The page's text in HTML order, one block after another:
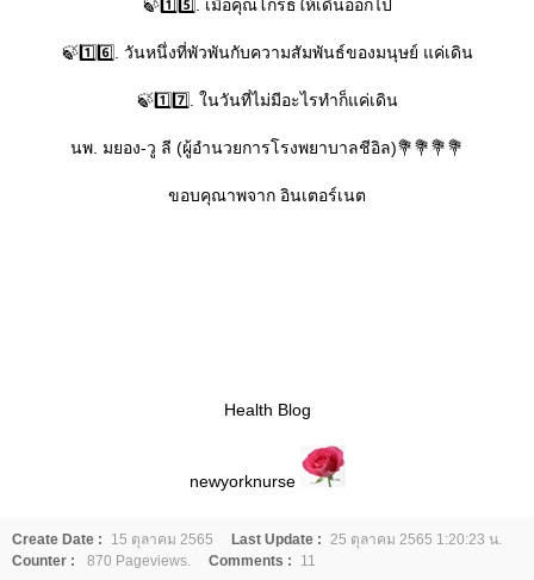
🍃1️⃣5️⃣. เมื่อคุณโกรธให้เดินออกไป
🍃1️⃣6️⃣. วันหนึ่งที่พัวพันกับความสัมพันธ์ของมนุษย์ แค่เดิน
🍃1️⃣7️⃣. ในวันที่ไม่มีอะไรทำก็แค่เดิน
นพ. มยอง-วู ลี (ผู้อำนวยการโรงพยาบาลชีอิล)💐💐💐💐
ขอบคุณาพจาก อินเตอร์เนต
Health Blog
newyorknurse
Create Date : 15 ตุลาคม 2565 Last Update : 25 ตุลาคม 2565 1:20:23 น.
Counter :
870 Pageviews. Comments : 11